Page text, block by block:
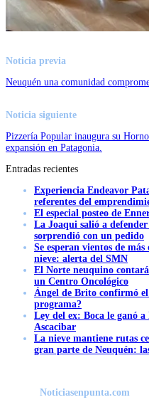
Noticia previa
Neuquén una comunidad
Noticia siguiente
Pizzería Popular inaugura su
expansión en Patagonia.
Entradas recientes
Experiencia Endeavor
referentes del
El especial posteo de
La Joaqui salió a
sorprendió con un pedido
Se esperan vientos de
nieve: alerta del SMN
El Norte neuquino
un Centro Oncológico
Ángel de Brito confirmó
programa?
Ley del ex: Boca le ganó
Ascacibar
La nieve mantiene rutas
gran parte de Neuquén:
Noticiasenpunta.com